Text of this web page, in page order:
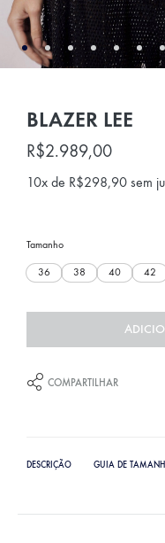
BLAZER LEE
R$2.989,00
10x de R$298,90 sem
Tamanho
36 38 40 42
COMPARTILHAR
DESCRIÇÃO GUIA DE